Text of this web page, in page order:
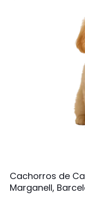
Cachorros de
Marganell,